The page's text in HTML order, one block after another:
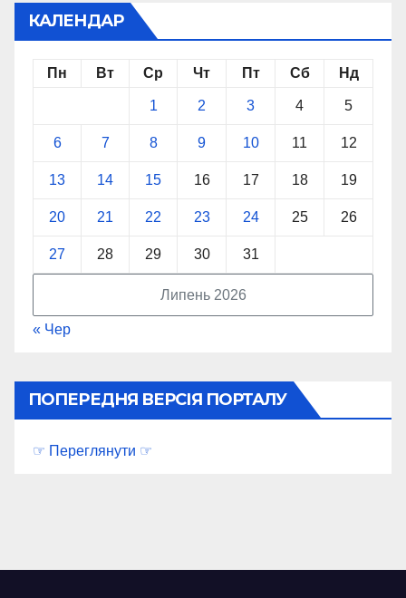
КАЛЕНДАР
Липень 2026
Пн Вт Ср Чт Пт Сб Нд
1 2 3 4 5
6 7 8 9 10 11 12
13 14 15 16 17 18 19
20 21 22 23 24 25 26
27 28 29 30 31
« Чер
ПОПЕРЕДНЯ ВЕРСІЯ ПОРТАЛУ
☞ Переглянути ☞